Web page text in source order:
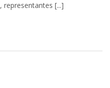
representantes [...]